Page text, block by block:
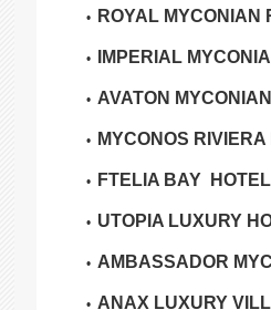
ROYAL MYCONIAN
IMPERIAL
AVATON
MYCONOS
FTELIA BAY
UTOPIA LUXURY
AMBASSADOR
ANAX LUXURY